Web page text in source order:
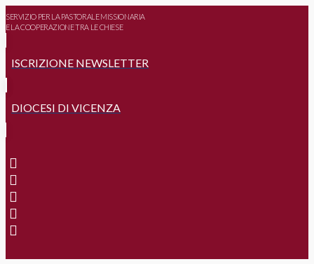
SERVIZIO PER LA PASTORALE MISSIONARIA
E LA COOPERAZIONE TRA LE CHIESE
ISCRIZIONE NEWSLETTER
DIOCESI DI VICENZA